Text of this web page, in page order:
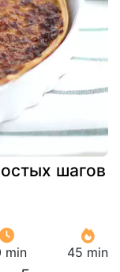
шагов
min 45 min